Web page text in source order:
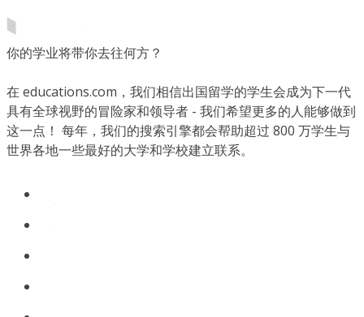
你的学业将带你去往何方？
在 educations.com，我们相信出国留学的学生会成为下一代
具有全球视野的冒险家和领导者 - 我们希望更多的人能够做到
这一点！ 每年，我们的搜索引擎都会帮助超过 800 万学生与
世界各地一些最好的大学和学校建立联系。